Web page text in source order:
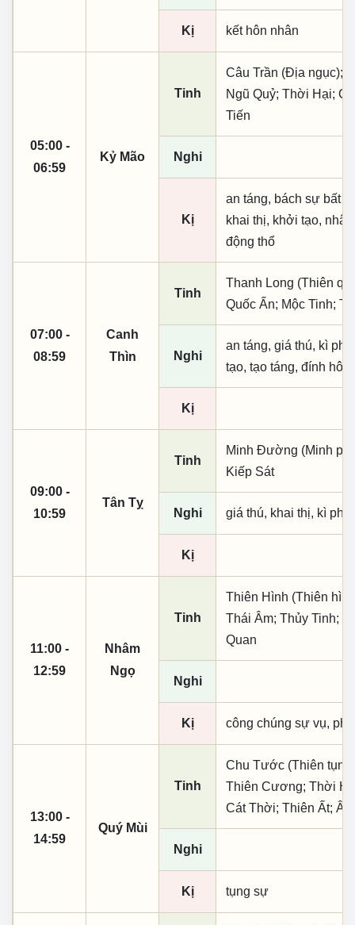
Kị kết hôn nhân
05:00 -
06:59
Kỷ Mão
Tinh
Câu Trần (Địa ngục);
Ngũ Quỷ; Thời Hại;
Tiến
Nghi
Kị
an táng, bách sự bất
khai thị, khởi tạo,
động thổ
07:00 -
08:59
Canh
Thìn
Tinh
Thanh Long (Thiên
Quốc Ấn; Mộc Tinh;
Nghi
an táng, giá thú, kì
tạo, tạo táng, đính hôn
Kị
09:00 -
10:59
Tân Tỵ
Tinh
Minh Đường (Minh
Kiếp Sát
Nghi giá thú, khai thị, kì
Kị
11:00 -
12:59
Nhâm
Ngọ
Tinh
Thiên Hình (Thiên
Thái Âm; Thủy Tinh;
Quan
Nghi
Kị công chúng sự vụ,
13:00 -
14:59
Quý Mùi
Tinh
Chu Tước (Thiên
Thiên Cương; Thời
Cát Thời; Thiên Ất;
Nghi
Kị tụng sự